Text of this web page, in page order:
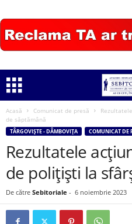
Acasă Comunicat de presă
de săptămână
TÂRGOVIȘTE - DÂMBOVIȚA COMUNICAT DE
Rezultatele
de polițiști la
De către Sebitoriale - 6 noiembrie 2023